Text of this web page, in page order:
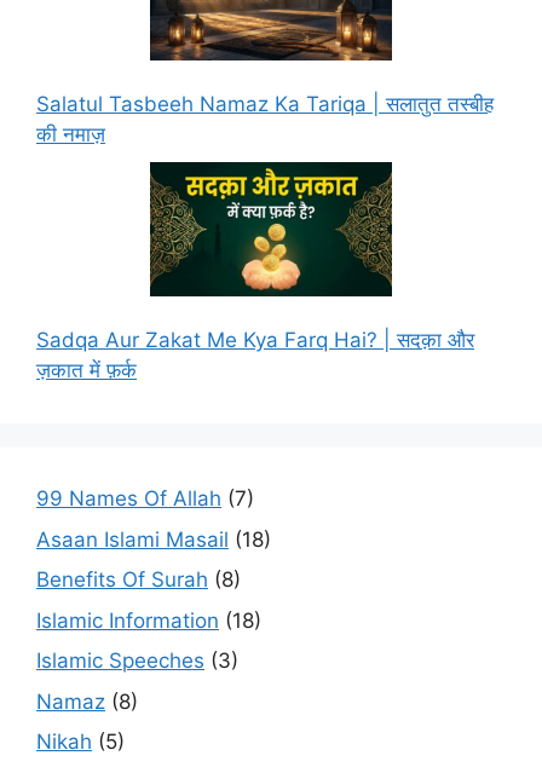
Salatul Tasbeeh Namaz Ka Tariqa | सलातुत तस्बीह
की नमाज़
Sadqa Aur Zakat Me Kya Farq Hai? | सदक़ा और
ज़कात में फ़र्क
99 Names Of Allah (7)
Asaan Islami Masail (18)
Benefits Of Surah (8)
Islamic Information (18)
Islamic Speeches (3)
Namaz (8)
Nikah (5)